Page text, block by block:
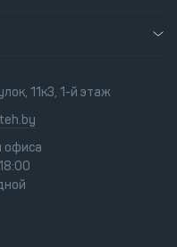
11к3, 1-й этаж
офиса